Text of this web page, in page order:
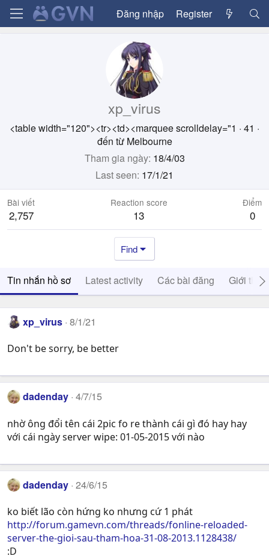
Đăng nhập Register
xp_virus
<table width="120"><tr><td><marquee scrolldelay="1 · 41 ·
đến từ Melbourne
Tham gia ngày 18/4/03
Last seen 17/1/21
Bài viết
2,757
Reaction score
13
Điểm
0
Find
Tin nhắn hồ sơ Latest activity Các bài đăng Giới thiệu
xp_virus 8/1/21
Don't be sorry, be better
dadenday 4/7/15
nhờ ông đổi tên cái 2pic fo re thành cái gì đó hay hay
với cái ngày server wipe: 01-05-2015 với nào
dadenday 24/6/15
ko biết lão còn hứng ko nhưng cứ 1 phát
http://forum.gamevn.com/threads/fonline-reloaded-
server-the-gioi-sau-tham-hoa-31-08-2013.1128438/
:D